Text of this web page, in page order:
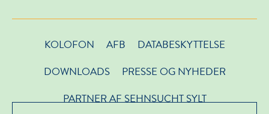
KOLOFON AFB
DATABESKYTTELSE
DOWNLOADS
PRESSE OG NYHEDER
PARTNER AF SEHNSUCHT SYLT